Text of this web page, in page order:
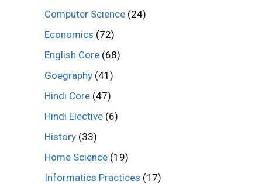
Computer Science (24)
Economics (72)
English Core (68)
Goegraphy (41)
Hindi Core (47)
Hindi Elective (6)
History (33)
Home Science (19)
Informatics Practices (17)